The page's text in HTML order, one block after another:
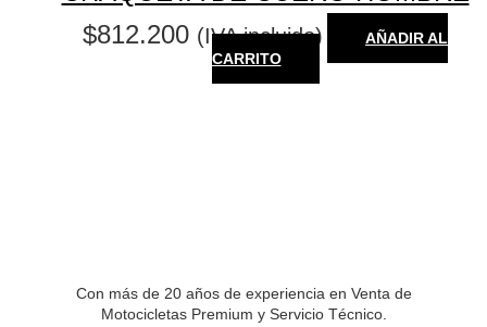
$812.200 (IVA incluido)
AÑADIR AL
CARRITO
Con más de 20 años de experiencia en Venta de
Motocicletas Premium y Servicio Técnico.